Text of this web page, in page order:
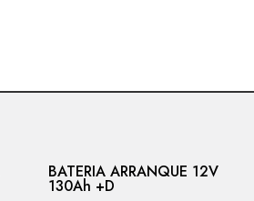
BATERIA ARRANQUE 12V
130Ah +D